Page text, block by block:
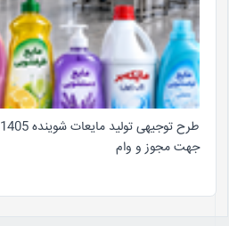
جهت مجوز و وام